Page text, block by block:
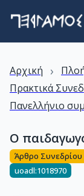
Αρχική ›
Πρακτικά
Πανελλήνιο
Ο
Άρθρο Συνεδρίου
uoadl:1018970